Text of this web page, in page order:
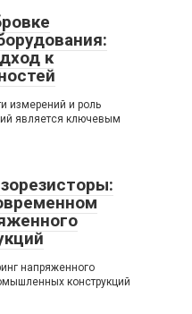
к
измерений и роль
является ключевым
напряженного
конструкций